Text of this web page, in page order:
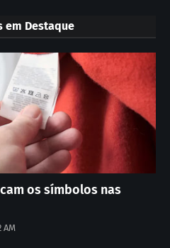
em Destaque
os símbolos nas
AM